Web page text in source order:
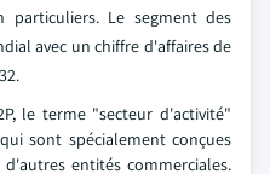
Le segment des
avec un chiffre d'affaires de
le terme "secteur d'activité"
sont spécialement conçues
entités commerciales.